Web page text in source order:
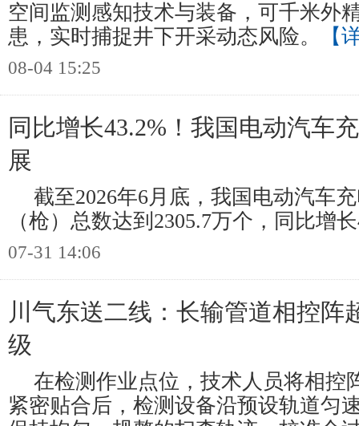
空间监测感知技术与装备，可千米外
患，实时捕捉井下开采动态风险。
【
08-04 15:25
同比增长43.2%！我国电动汽车
展
截至2026年6月底，我国电动汽车
（枪）总数达到2305.7万个，同比增
07-31 14:06
川气东送二线：长输管道相控阵
级
在检测作业点位，技术人员将相控
紧密贴合后，检测设备沿预设轨道匀